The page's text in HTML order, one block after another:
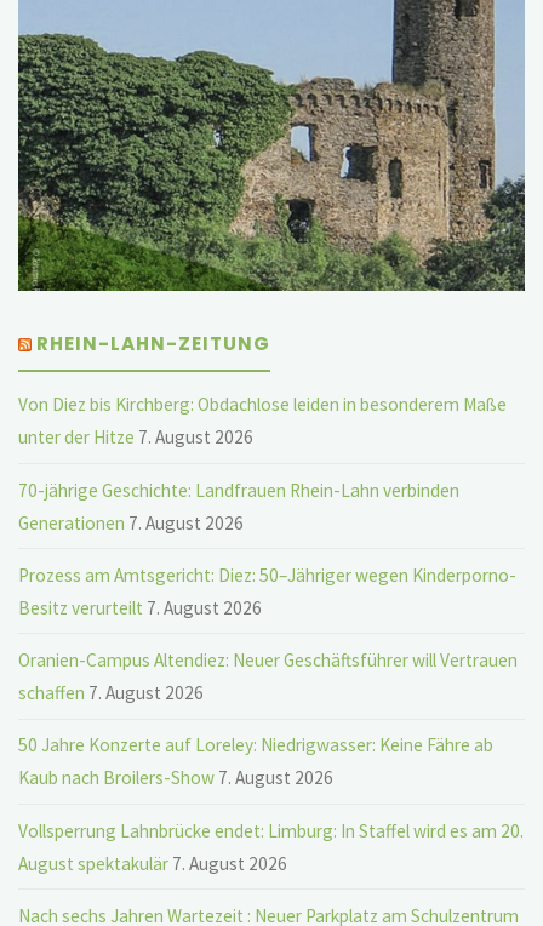
RHEIN-LAHN-ZEITUNG
Von Diez bis Kirchberg: Obdachlose leiden in besonderem Maße
unter der Hitze 7. August 2026
70-jährige Geschichte: Landfrauen Rhein-Lahn verbinden
Generationen 7. August 2026
Prozess am Amtsgericht: Diez: 50–Jähriger wegen Kinderporno-
Besitz verurteilt 7. August 2026
Oranien-Campus Altendiez: Neuer Geschäftsführer will Vertrauen
schaffen 7. August 2026
50 Jahre Konzerte auf Loreley: Niedrigwasser: Keine Fähre ab
Kaub nach Broilers-Show 7. August 2026
Vollsperrung Lahnbrücke endet: Limburg: In Staffel wird es am 20.
August spektakulär 7. August 2026
Nach sechs Jahren Wartezeit : Neuer Parkplatz am Schulzentrum